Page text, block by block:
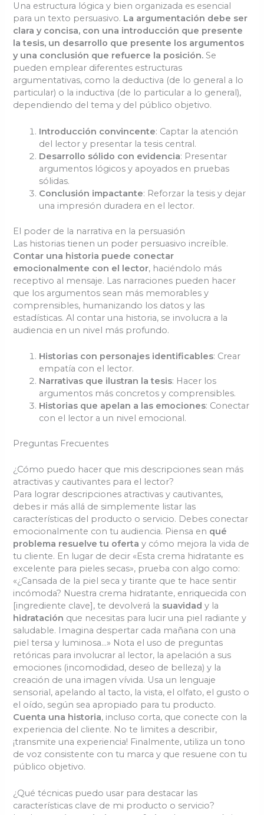
Una estructura lógica y bien organizada es esencial
para un texto persuasivo. La argumentación debe ser
clara y concisa, con una introducción que presente
la tesis, un desarrollo que presente los argumentos
y una conclusión que refuerce la posición. Se
pueden emplear diferentes estructuras
argumentativas, como la deductiva (de lo general a lo
particular) o la inductiva (de lo particular a lo general),
dependiendo del tema y del público objetivo.
Introducción convincente: Captar la atención
del lector y presentar la tesis central.
Desarrollo sólido con evidencia: Presentar
argumentos lógicos y apoyados en pruebas
sólidas.
Conclusión impactante: Reforzar la tesis y dejar
una impresión duradera en el lector.
El poder de la narrativa en la persuasión
Las historias tienen un poder persuasivo increíble.
Contar una historia puede conectar
emocionalmente con el lector, haciéndolo más
receptivo al mensaje. Las narraciones pueden hacer
que los argumentos sean más memorables y
comprensibles, humanizando los datos y las
estadísticas. Al contar una historia, se involucra a la
audiencia en un nivel más profundo.
Historias con personajes identificables: Crear
empatía con el lector.
Narrativas que ilustran la tesis: Hacer los
argumentos más concretos y comprensibles.
Historias que apelan a las emociones: Conectar
con el lector a un nivel emocional.
Preguntas Frecuentes
¿Cómo puedo hacer que mis descripciones sean más
atractivas y cautivantes para el lector?
Para lograr descripciones atractivas y cautivantes,
debes ir más allá de simplemente listar las
características del producto o servicio. Debes conectar
emocionalmente con tu audiencia. Piensa en qué
problema resuelve tu oferta y cómo mejora la vida de
tu cliente. En lugar de decir «Esta crema hidratante es
excelente para pieles secas», prueba con algo como:
«¿Cansada de la piel seca y tirante que te hace sentir
incómoda? Nuestra crema hidratante, enriquecida con
[ingrediente clave], te devolverá la suavidad y la
hidratación que necesitas para lucir una piel radiante y
saludable. Imagina despertar cada mañana con una
piel tersa y luminosa…» Nota el uso de preguntas
retóricas para involucrar al lector, la apelación a sus
emociones (incomodidad, deseo de belleza) y la
creación de una imagen vívida. Usa un lenguaje
sensorial, apelando al tacto, la vista, el olfato, el gusto o
el oído, según sea apropiado para tu producto.
Cuenta una historia, incluso corta, que conecte con la
experiencia del cliente. No te limites a describir,
¡transmite una experiencia! Finalmente, utiliza un tono
de voz consistente con tu marca y que resuene con tu
público objetivo.
¿Qué técnicas puedo usar para destacar las
características clave de mi producto o servicio?